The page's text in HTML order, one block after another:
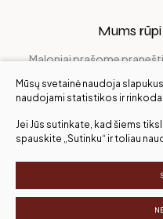
Mums
Maloniai prašome
Visos
Mūsų svetainė naudoja
naudojami statistikos ir
Jei Jūs sutinkate, kad šiems
spauskite „Sutinku“ ir toliau